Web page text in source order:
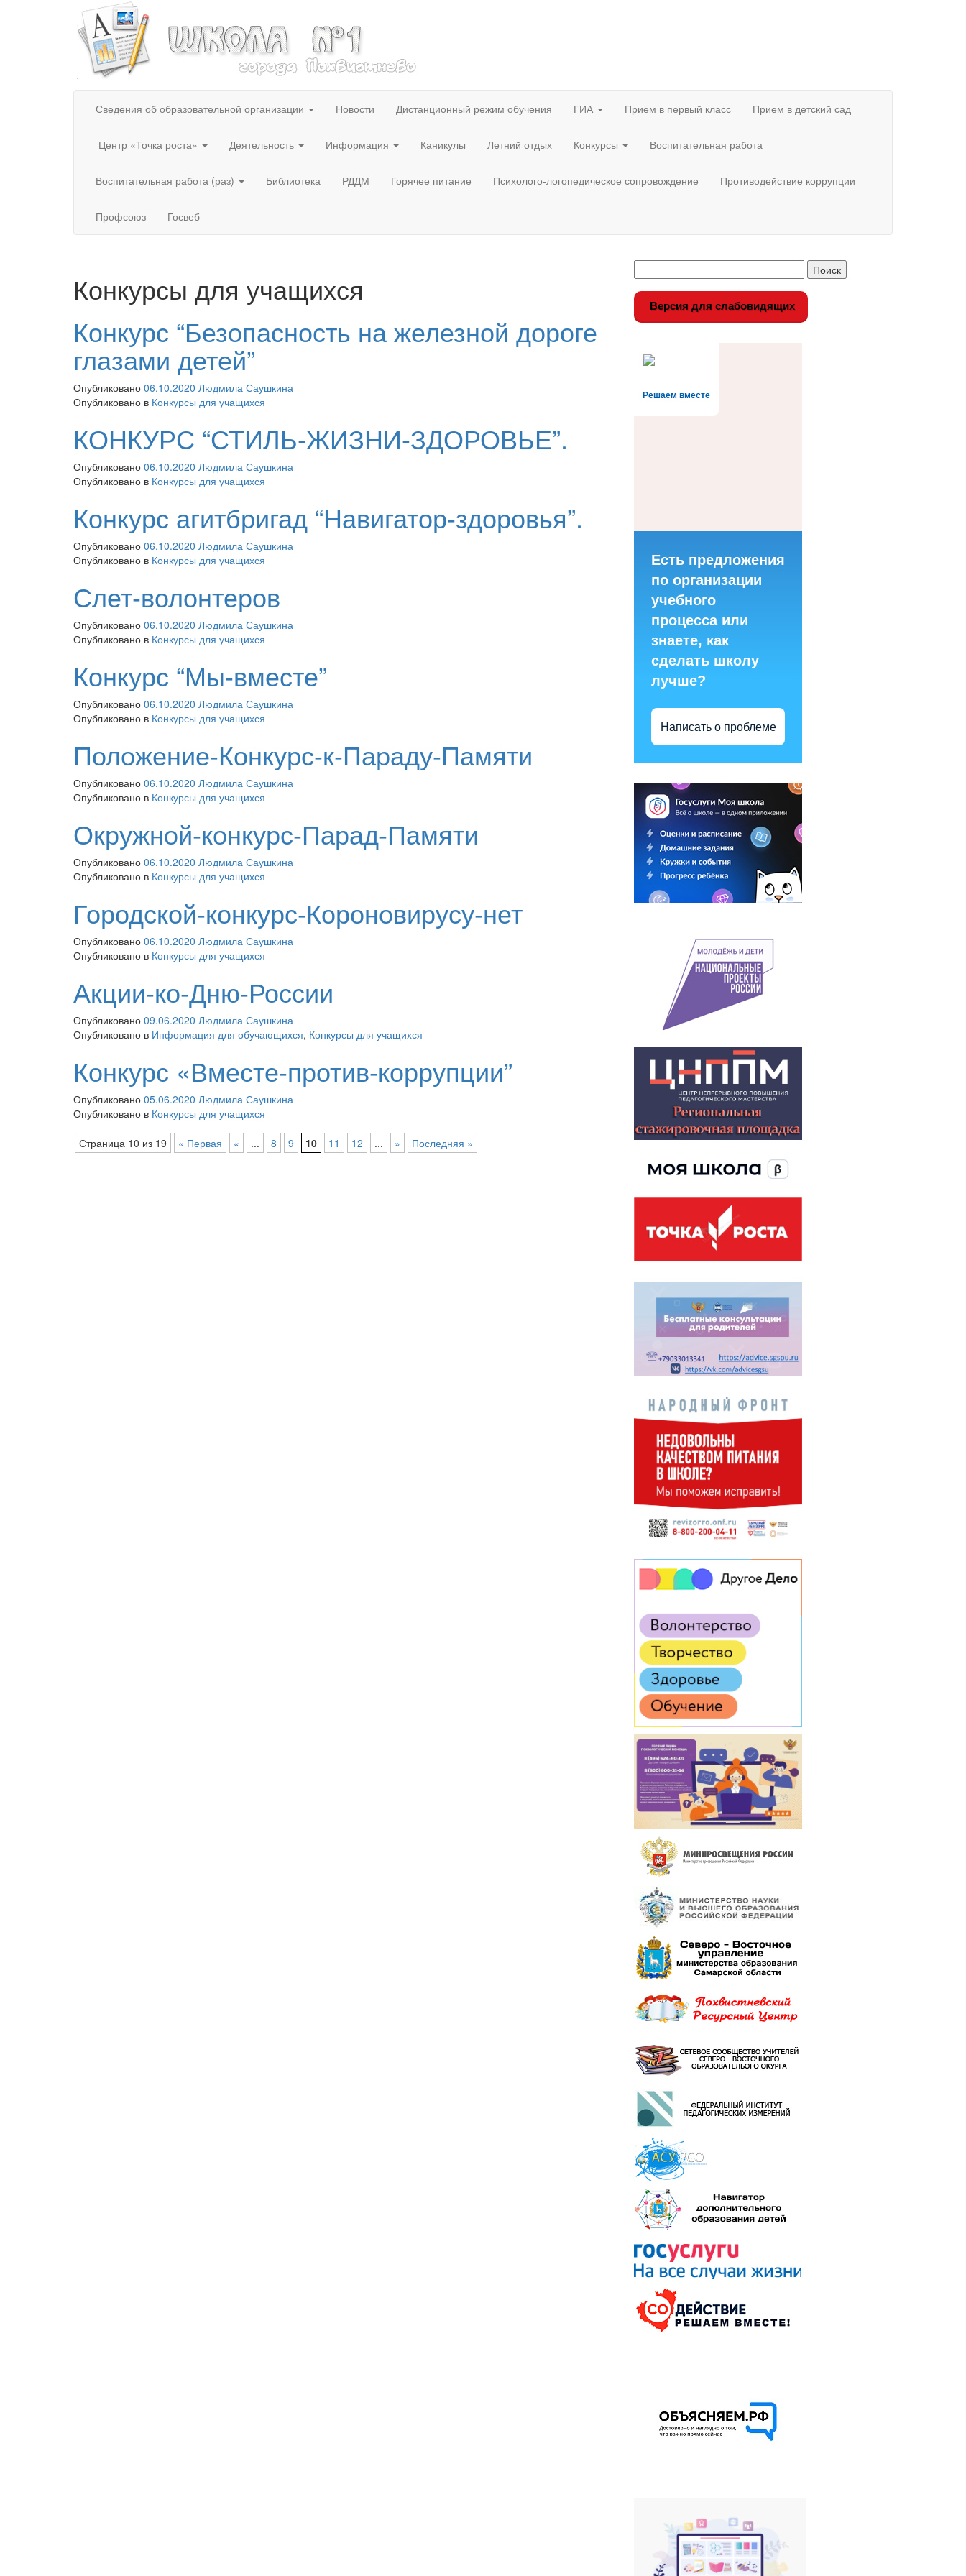
Сведения об образовательной организации Новости Дистанционный режим обучения ГИА Прием в первый класс Прием в детский сад
Центр «Точка роста» Деятельность Информация Каникулы Летний отдых Конкурсы Воспитательная работа
Воспитательная работа (раз) Библиотека РДДМ Горячее питание Психолого-логопедическое сопровождение Противодействие коррупции
Профсоюз Госвеб
Конкурсы для учащихся
Конкурс “Безопасность на железной дороге
глазами детей”
Опубликовано 06.10.2020 Людмила Саушкина
Опубликовано в Конкурсы для учащихся
КОНКУРС “СТИЛЬ-ЖИЗНИ-ЗДОРОВЬЕ”.
Опубликовано 06.10.2020 Людмила Саушкина
Опубликовано в Конкурсы для учащихся
Конкурс агитбригад “Навигатор-здоровья”.
Опубликовано 06.10.2020 Людмила Саушкина
Опубликовано в Конкурсы для учащихся
Слет-волонтеров
Опубликовано 06.10.2020 Людмила Саушкина
Опубликовано в Конкурсы для учащихся
Конкурс “Мы-вместе”
Опубликовано 06.10.2020 Людмила Саушкина
Опубликовано в Конкурсы для учащихся
Положение-Конкурс-к-Параду-Памяти
Опубликовано 06.10.2020 Людмила Саушкина
Опубликовано в Конкурсы для учащихся
Окружной-конкурс-Парад-Памяти
Опубликовано 06.10.2020 Людмила Саушкина
Опубликовано в Конкурсы для учащихся
Городской-конкурс-Короновирусу-нет
Опубликовано 06.10.2020 Людмила Саушкина
Опубликовано в Конкурсы для учащихся
Акции-ко-Дню-России
Опубликовано 09.06.2020 Людмила Саушкина
Опубликовано в Информация для обучающихся, Конкурсы для учащихся
Конкурс «Вместе-против-коррупции”
Опубликовано 05.06.2020 Людмила Саушкина
Опубликовано в Конкурсы для учащихся
Страница 10 из 19 « Первая « ... 8 9 10 11 12 ... » Последняя »
Версия для слабовидящих
Решаем вместе
Есть предложения
по организации
учебного
процесса или
знаете, как
сделать школу
лучше?
Написать о проблеме